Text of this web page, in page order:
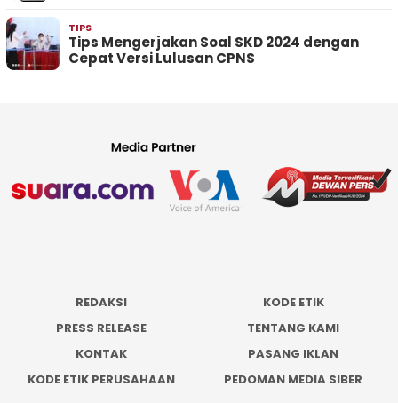
TIPS
Tips Mengerjakan Soal SKD 2024 dengan
Cepat Versi Lulusan CPNS
REDAKSI
KODE ETIK
PRESS RELEASE
TENTANG KAMI
KONTAK
PASANG IKLAN
KODE ETIK PERUSAHAAN
PEDOMAN MEDIA SIBER